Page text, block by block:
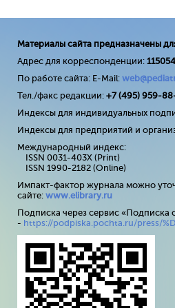
Материалы сайта предназначены
Адрес для корреспонденции:
По работе сайта: E-Mail:
Тел./факс редакции: +7 (495) 959-
Индексы для индивидуальных
Индексы для предприятий и
Международный индекс:
ISSN 0031-403X (Print)
ISSN 1990-2182 (Online)
Импакт-фактор журнала можно
сайте: www.elibrary.ru
Подписка через сервис «Подписка
- https://podpiska.pochta.ru/press/